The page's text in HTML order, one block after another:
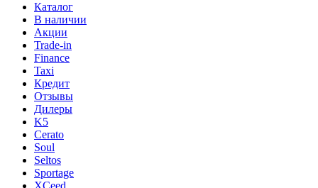
Каталог
В наличии
Акции
Trade-in
Finance
Taxi
Кредит
Отзывы
Дилеры
K5
Cerato
Soul
Seltos
Sportage
XCeed